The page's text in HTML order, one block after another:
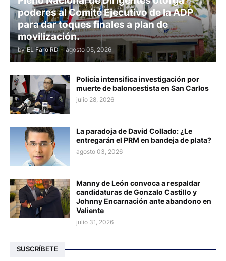
poderes al Comité Ejecutivo de la ADP
para dar toques finales a plan de
movilización.
by EL Faro RD - agosto 05, 2026
Policía intensifica investigación por
muerte de baloncestista en San Carlos
julio 28, 2026
La paradoja de David Collado: ¿Le
entregarán el PRM en bandeja de plata?
agosto 03, 2026
Manny de León convoca a respaldar
candidaturas de Gonzalo Castillo y
Johnny Encarnación ante abandono en
Valiente
julio 31, 2026
SUSCRÍBETE